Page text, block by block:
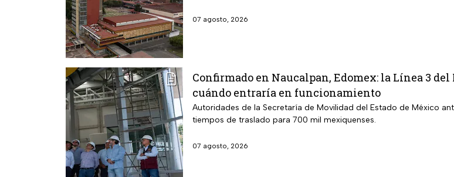
07 agosto, 2026
Confirmado en Naucalpan, Edomex: la Línea 3
cuándo entraría en funcionamiento
Autoridades de la Secretaría de Movilidad del Estado de México
tiempos de traslado para 700 mil mexiquenses.
07 agosto, 2026